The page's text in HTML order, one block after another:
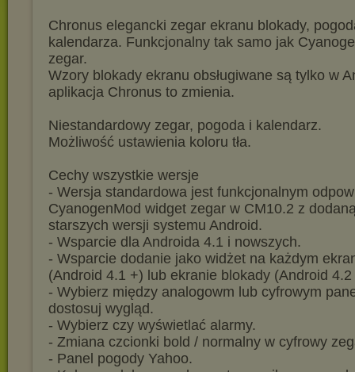
Chronus elegancki zegar ekranu blokady,
kalendarza. Funkcjonalny tak samo jak
zegar.
Wzory blokady ekranu obsługiwane są tylko w
aplikacja Chronus to zmienia.
Niestandardowy zegar, pogoda i kalendarz.
Możliwość ustawienia koloru tła.
Cechy wszystkie wersje
- Wersja standardowa jest funkcjonalnym
CyanogenMod widget zegar w CM10.2 z
starszych wersji systemu Android.
- Wsparcie dla Androida 4.1 i nowszych.
- Wsparcie dodanie jako widżet na każdym
(Android 4.1 +) lub ekranie blokady (Android
- Wybierz między analogowm lub cyfrowym
dostosuj wygląd.
- Wybierz czy wyświetlać alarmy.
- Zmiana czcionki bold / normalny w cyfrowy
- Panel pogody Yahoo.